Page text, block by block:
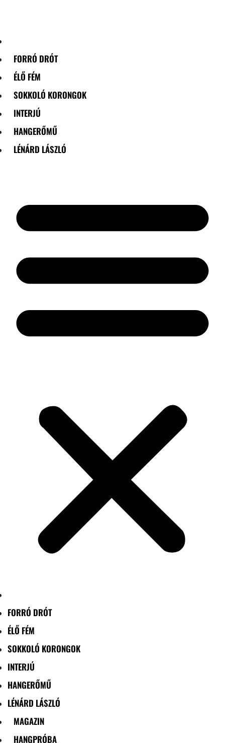
FORRÓ DRÓT
ÉLŐ FÉM
SOKKOLÓ KORONGOK
INTERJÚ
HANGERŐMŰ
LÉNÁRD LÁSZLÓ
FORRÓ DRÓT
ÉLŐ FÉM
SOKKOLÓ KORONGOK
INTERJÚ
HANGERŐMŰ
LÉNÁRD LÁSZLÓ
MAGAZIN
HANGPRÓBA